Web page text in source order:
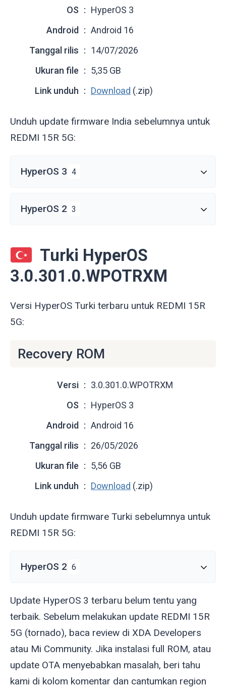
OS
HyperOS 3
Android
Android 16
Tanggal rilis
14/07/2026
Ukuran file
5,35 GB
Link unduh
Download (.zip)
Unduh update firmware India sebelumnya untuk
REDMI 15R 5G:
HyperOS 3 4
HyperOS 2 3
Turki HyperOS
3.0.301.0.WPOTRXM
Versi HyperOS Turki terbaru untuk REDMI 15R
5G:
Recovery ROM
Versi
3.0.301.0.WPOTRXM
OS
HyperOS 3
Android
Android 16
Tanggal rilis
26/05/2026
Ukuran file
5,56 GB
Link unduh
Download (.zip)
Unduh update firmware Turki sebelumnya untuk
REDMI 15R 5G:
HyperOS 2 6
Update HyperOS 3 terbaru belum tentu yang
terbaik. Sebelum melakukan update REDMI 15R
5G (tornado), baca review di XDA Developers
atau Mi Community. Jika instalasi full ROM, atau
update OTA menyebabkan masalah, beri tahu
kami di kolom komentar dan cantumkan region